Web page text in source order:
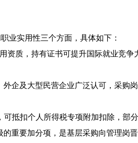
业实用性三个方面，具体如下：
资质，持有证书可提升国际就业竞争
企及大型民营企业广泛认可，采购岗
可抵扣个人所得税专项附加扣除，部
重要加分项，是基层采购向管理岗